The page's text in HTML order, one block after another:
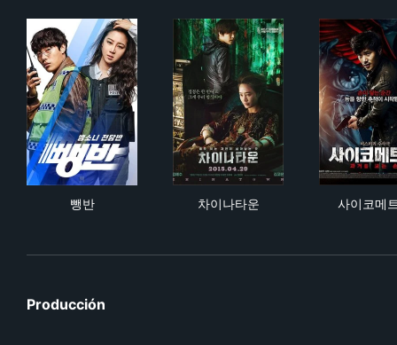
뺑반 차이나타운 사이코메
Producción